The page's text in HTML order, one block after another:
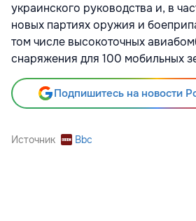
украинского руководства и, в
новых партиях оружия и
том числе высокоточных
снаряжения для 100 мобильных
Подпишитесь на новости
Источник Bbc